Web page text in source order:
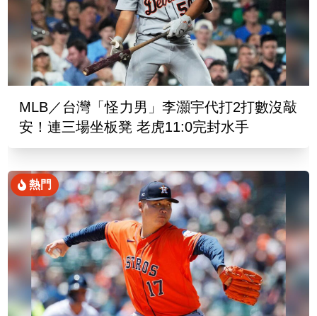
MLB／台灣「怪力男」李灝宇代打2打數沒敲
安！連三場坐板凳 老虎11:0完封水手
熱門